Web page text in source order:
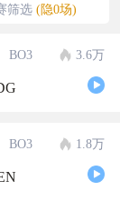
筛选 (隐0场)
BO3 3.6万
BO3 1.8万